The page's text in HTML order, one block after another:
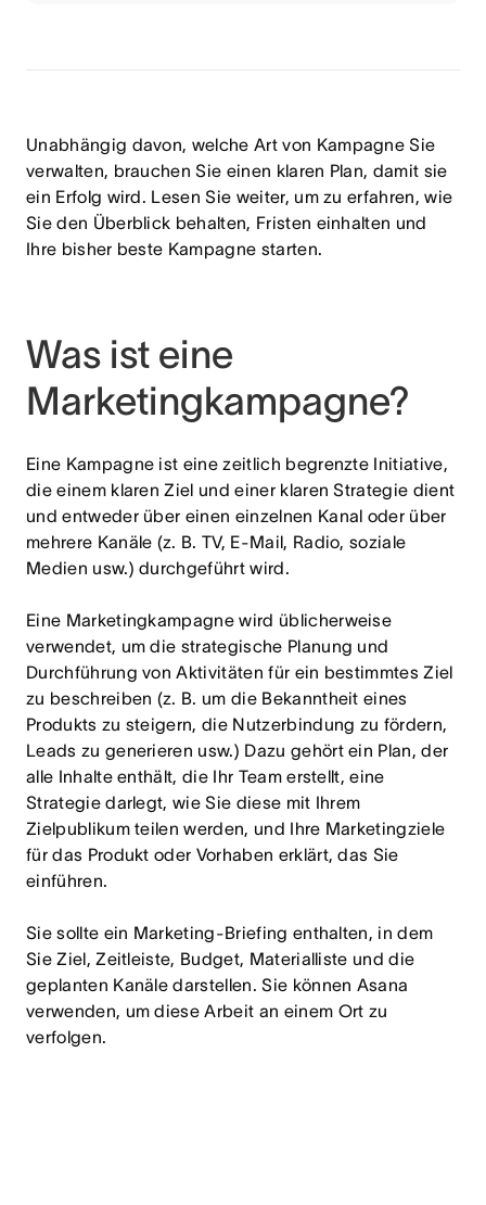
Unabhängig davon, welche Art von Kampagne Sie
verwalten, brauchen Sie einen klaren Plan, damit sie
ein Erfolg wird. Lesen Sie weiter, um zu erfahren, wie
Sie den Überblick behalten, Fristen einhalten und
Ihre bisher beste Kampagne starten.
Was ist eine
Marketingkampagne?
Eine Kampagne ist eine zeitlich begrenzte Initiative,
die einem klaren Ziel und einer klaren Strategie dient
und entweder über einen einzelnen Kanal oder über
mehrere Kanäle (z. B. TV, E-Mail, Radio, soziale
Medien usw.) durchgeführt wird.
Eine Marketingkampagne wird üblicherweise
verwendet, um die strategische Planung und
Durchführung von Aktivitäten für ein bestimmtes Ziel
zu beschreiben (z. B. um die Bekanntheit eines
Produkts zu steigern, die Nutzerbindung zu fördern,
Leads zu generieren usw.) Dazu gehört ein Plan, der
alle Inhalte enthält, die Ihr Team erstellt, eine
Strategie darlegt, wie Sie diese mit Ihrem
Zielpublikum teilen werden, und Ihre Marketingziele
für das Produkt oder Vorhaben erklärt, das Sie
einführen.
Sie sollte ein Marketing-Briefing enthalten, in dem
Sie Ziel, Zeitleiste, Budget, Materialliste und die
geplanten Kanäle darstellen. Sie können Asana
verwenden, um diese Arbeit an einem Ort zu
verfolgen.